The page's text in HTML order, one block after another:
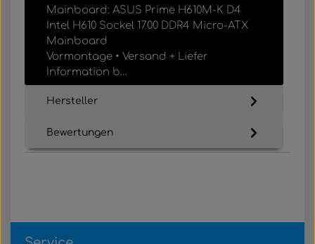
Mainboard: ASUS Prime H610M-K D4
Intel H610 Sockel 1700 DDR4 Micro-ATX
Mainboard
Vormontage • Versand + Liefer
Information b…
Hersteller
Bewertungen